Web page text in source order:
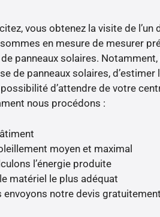
vous obtenez la visite de l’un
en mesure de mesurer
de panneaux solaires.
de panneaux solaires, d’estimer
d’attendre de votre
nous procédons :
moyen et maximal
l’énergie produite
matériel le plus adéquat
envoyons notre devis gratuitement